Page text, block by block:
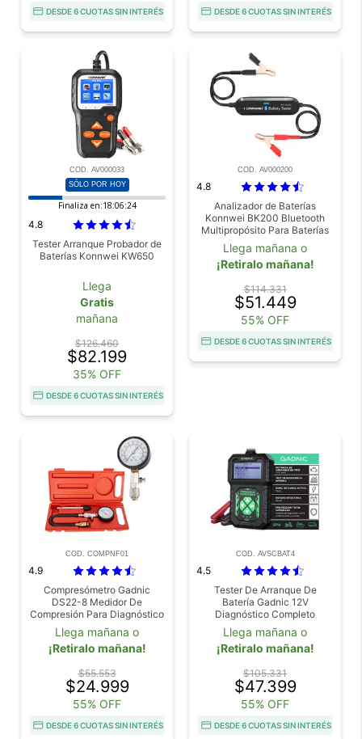
DESDE 6 CUOTAS SIN INTERÉS DESDE 6 CUOTAS SIN INTERÉS
COD. AV000033
SÓLO POR HOY
Finaliza en:18:06:23
4.8
Tester Arranque Probador de
Baterías Konnwei KW650
Llega
Gratis
mañana
$126.460
$82.199
35% OFF
DESDE 6 CUOTAS SIN INTERÉS
COD. AV000200
4.8
Analizador de Baterías
Konnwei BK200 Bluetooth
Multipropósito Para Baterías
6v 12v y 24v
Llega mañana o
¡Retiralo mañana!
$114.331
$51.449
55% OFF
DESDE 6 CUOTAS SIN INTERÉS
COD. COMPNF01
4.9
Compresómetro Gadnic
DS22-8 Medidor De
Compresión Para Diagnóstico
De Motor
Llega mañana o
¡Retiralo mañana!
$55.553
$24.999
55% OFF
DESDE 6 CUOTAS SIN INTERÉS
COD. AVSCBAT4
4.5
Tester De Arranque De
Batería Gadnic 12V
Diagnóstico Completo
Llega mañana o
¡Retiralo mañana!
$105.331
$47.399
55% OFF
DESDE 6 CUOTAS SIN INTERÉS